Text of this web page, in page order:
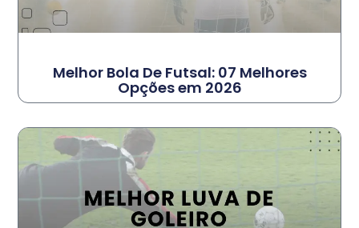
Melhor Bola De Futsal: 07 Melhores
Opções em 2026